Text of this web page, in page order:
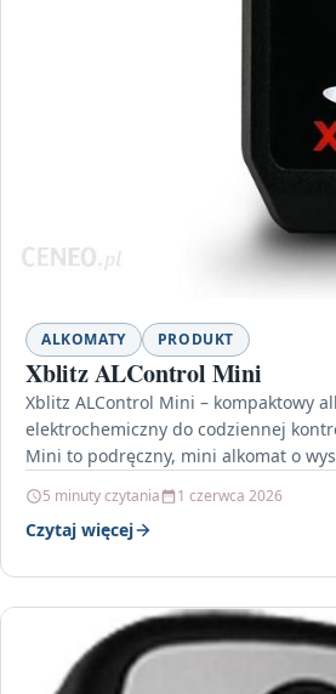
ALKOMATY PRODUKT
Xblitz ALControl Mini
Xblitz ALControl Mini – kompaktowy
elektrochemiczny do codziennej
Mini to podręczny, mini alkomat o
5 minuty czytania 1 czerwca 2026
Czytaj więcej